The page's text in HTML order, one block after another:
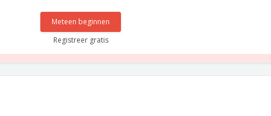
Meteen beginnen
Registreer gratis